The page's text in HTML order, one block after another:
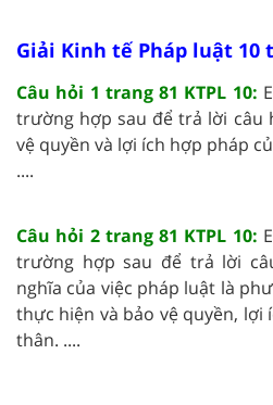
Giải Kinh tế Pháp luật 10
Câu hỏi 1 trang 81 KTPL 10:
trường hợp sau để trả lời câu
vệ quyền và lợi ích hợp pháp
....
Câu hỏi 2 trang 81 KTPL 10:
trường hợp sau để trả lời
nghĩa của việc pháp luật là
thực hiện và bảo vệ quyền, lợi
thân. ....